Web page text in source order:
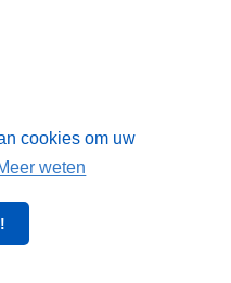
cookies om uw
weten